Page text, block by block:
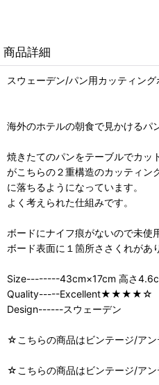
商品詳細
スウェーデン/パン用カッティング
海外のホテルの朝食で見かけるパ
焼きたてのパンをテーブルでカッ
がこちらの２重構造のカッティン
に落ちるようになっています。
よく考えられた仕組みです。
ボードにナイフ痕がないので未使
ボード表面に１箇所ささくれがあ
Size--------43cm×17cm 高さ
Quality-----Excellent★★★★☆
Design------スウェーデン
☆こちらの商品はビンテージ/アン
☆こちらの商品はビンテージ/アン